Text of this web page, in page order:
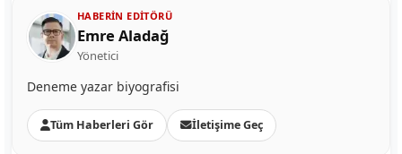
HABERIN EDITÖRÜ
Emre Aladağ
Yönetici
Deneme yazar biyografisi
Tüm Haberleri Gör İletişime Geç